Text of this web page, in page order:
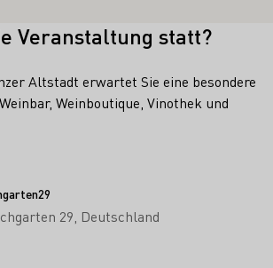
Veranstaltung statt?
Altstadt erwartet Sie eine besondere
Weinboutique, Vinothek und
29 Deutschland